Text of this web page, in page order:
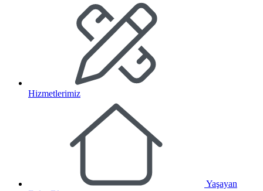
Hizmetlerimiz
Yaşayan